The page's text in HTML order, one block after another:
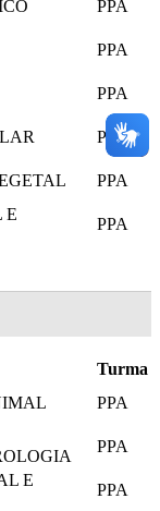
PPA
PPA
PPA
PPA
PPA
E
PPA
Turma
PPA
PPA
E
PPA